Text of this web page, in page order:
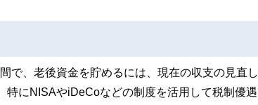
で、老後資金を貯めるには、現在の収支の見直
特にNISAやiDeCoなどの制度を活用して税制優